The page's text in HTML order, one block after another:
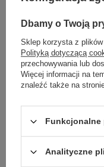
Mocny Środek
Dbamy o Twoją
Sklep korzysta z
Polityką dotyczącą
przechowywania lub
Więcej informacji na
znaleźć także na
Funkcjonalne
Analityczne